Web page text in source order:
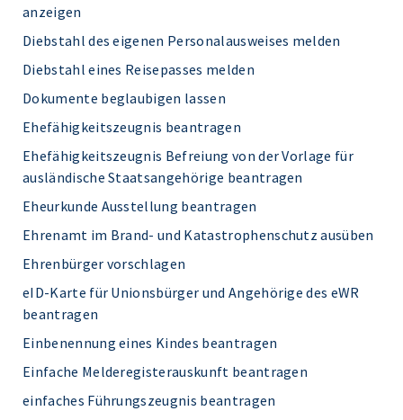
anzeigen
Diebstahl des eigenen Personalausweises melden
Diebstahl eines Reisepasses melden
Dokumente beglaubigen lassen
Ehefähigkeitszeugnis beantragen
Ehefähigkeitszeugnis Befreiung von der Vorlage für
ausländische Staatsangehörige beantragen
Eheurkunde Ausstellung beantragen
Ehrenamt im Brand- und Katastrophenschutz ausüben
Ehrenbürger vorschlagen
eID-Karte für Unionsbürger und Angehörige des eWR
beantragen
Einbenennung eines Kindes beantragen
Einfache Melderegisterauskunft beantragen
einfaches Führungszeugnis beantragen